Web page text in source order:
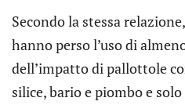
Secondo la stessa
hanno perso l’uso di
dell’impatto di pallottole
silice, bario e piombo e